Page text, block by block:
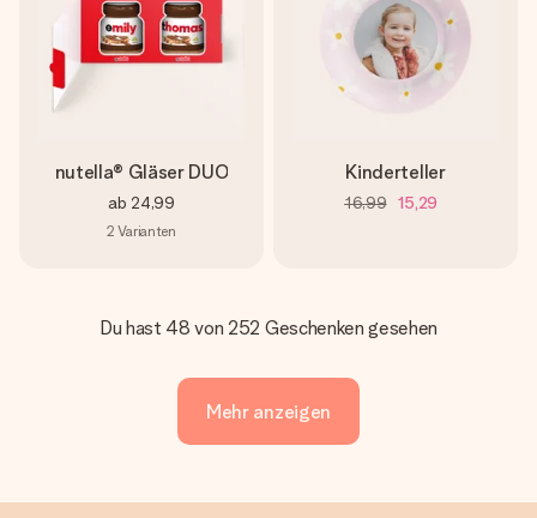
nutella® Gläser DUO
ab 24,99
2 Varianten
Kinderteller
16,99 15,29
Du hast 48 von 252 Geschenken gesehen
Mehr anzeigen